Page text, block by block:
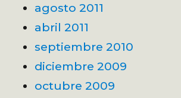
agosto 2011
abril 2011
septiembre 2010
diciembre 2009
octubre 2009